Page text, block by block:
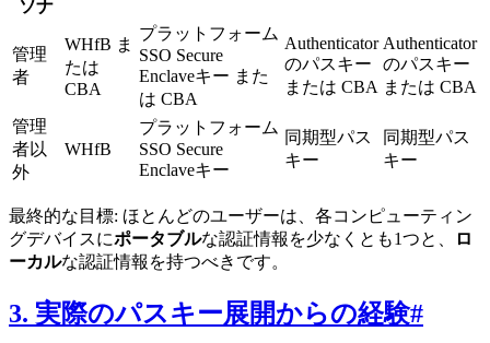
ソナ
管理
者
WHfB ま
たは
CBA
プラットフォーム
SSO Secure
Enclaveキー また
は CBA
Authenticator
のパスキー
または CBA
Authenticator
のパスキー
または CBA
管理
者以
外
WHfB
プラットフォーム
SSO Secure
Enclaveキー
同期型パス
キー
同期型パス
キー
最終的な目標: ほとんどのユーザーは、各コンピューティン
グデバイスにポータブルな認証情報を少なくとも1つと、
ロ
ーカルな認証情報を持つべきです。
3. 実際のパスキー展開からの経験#